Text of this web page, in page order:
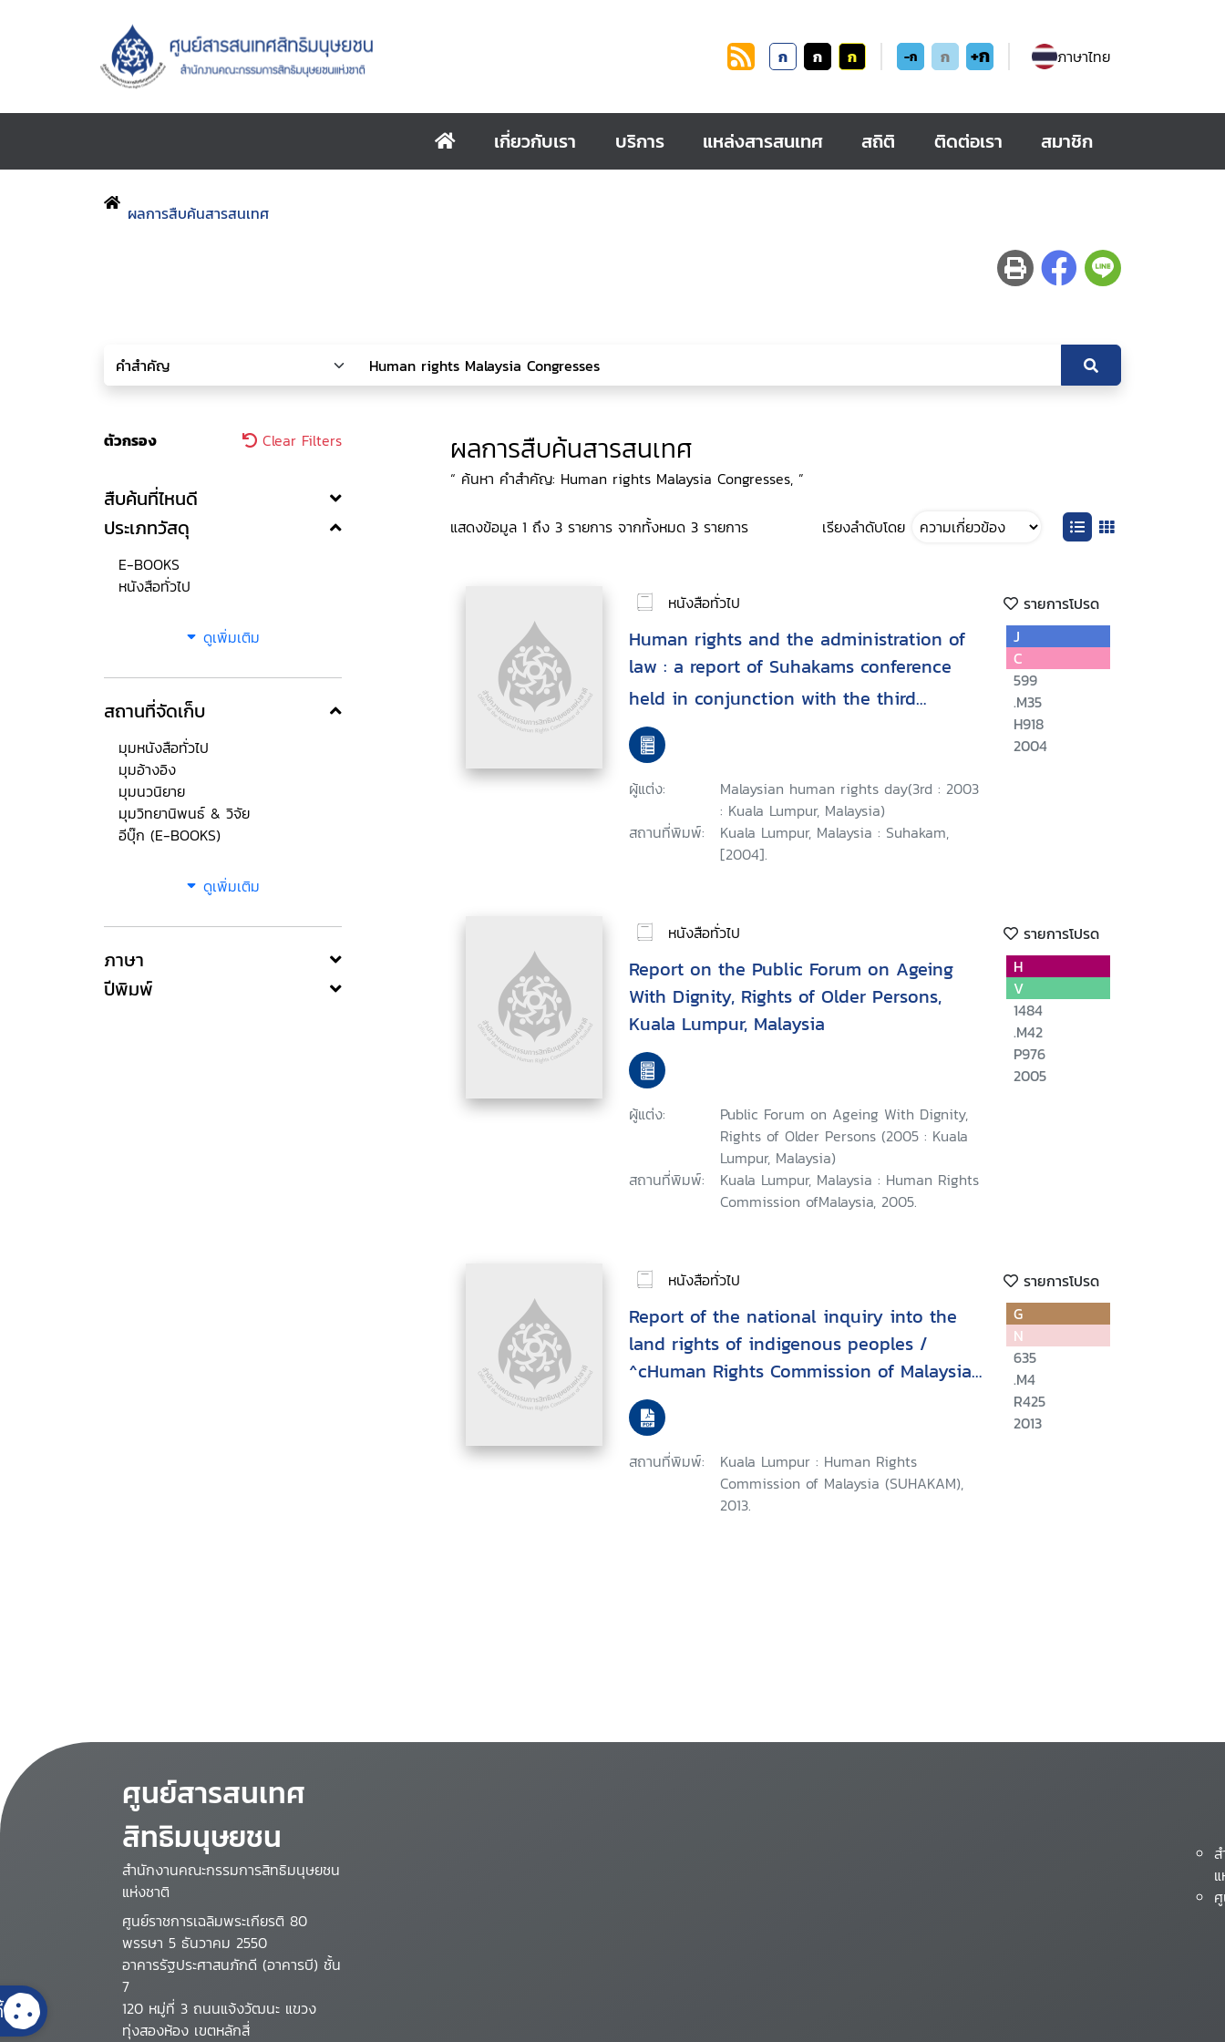
ก ก ก -ก ก +ก ภาษาไทย
เกี่ยวกับเรา บริการ แหล่งสารสนเทศ สถิติ ติดต่อเรา สมาชิก
ผลการสืบค้นสารสนเทศ
ตัวกรอง Clear Filters
สืบค้นที่ไหนดี
ประเภทวัสดุ
E-BOOKS
หนังสือทั่วไป
ดูเพิ่มเติม
สถานที่จัดเก็บ
มุมหนังสือทั่วไป
มุมอ้างอิง
มุมนวนิยาย
มุมวิทยานิพนธ์ & วิจัย
อีบุ๊ก (E-BOOKS)
ดูเพิ่มเติม
ภาษา
ปีพิมพ์
ผลการสืบค้นสารสนเทศ
“ ค้นหา คำสำคัญ: Human rights Malaysia Congresses, ”
แสดงข้อมูล 1 ถึง 3 รายการ จากทั้งหมด 3 รายการ เรียงลำดับโดย
หนังสือทั่วไป รายการโปรด
Human rights and the administration of
law : a report of Suhakams conference
held in conjunction with the third
Malaysian human rights day, 9-10
September 2003, Kuala Lumpur, Malaysia/
ผู้แต่ง:
Malaysian human rights day(3rd : 2003
: Kuala Lumpur, Malaysia)
สถานที่พิมพ์:
Kuala Lumpur, Malaysia : Suhakam,
[2004].
J
C
599
.M35
H918
2004
หนังสือทั่วไป รายการโปรด
Report on the Public Forum on Ageing
With Dignity, Rights of Older Persons,
Kuala Lumpur, Malaysia
ผู้แต่ง:
Public Forum on Ageing With Dignity,
Rights of Older Persons (2005 : Kuala
Lumpur, Malaysia)
สถานที่พิมพ์:
Kuala Lumpur, Malaysia : Human Rights
Commission ofMalaysia, 2005.
H
V
1484
.M42
P976
2005
หนังสือทั่วไป รายการโปรด
Report of the national inquiry into the
land rights of indigenous peoples /
^cHuman Rights Commission of Malaysia
(SUHAKAM)
สถานที่พิมพ์:
Kuala Lumpur : Human Rights
Commission of Malaysia (SUHAKAM),
2013.
G
N
635
.M4
R425
2013
ศูนย์สารสนเทศ
สิทธิมนุษยชน
สำนักงานคณะกรรมการสิทธิมนุษยชน
แห่งชาติ
ศูนย์ราชการเฉลิมพระเกียรติ 80
พรรษา 5 ธันวาคม 2550
อาคารรัฐประศาสนภักดี (อาคารบี) ชั้น
7
120 หมู่ที่ 3 ถนนแจ้งวัฒนะ แขวง
ทุ่งสองห้อง เขตหลักสี่